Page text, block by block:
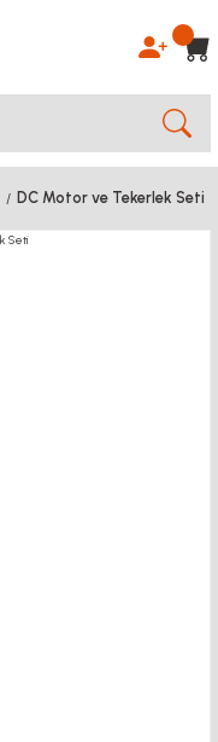
DC Motor ve Tekerlek Seti